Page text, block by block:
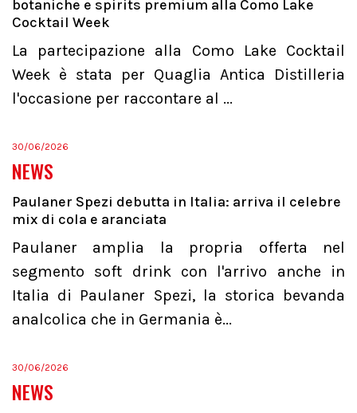
botaniche e spirits premium alla Como Lake
Cocktail Week
La partecipazione alla Como Lake Cocktail
Week è stata per Quaglia Antica Distilleria
l'occasione per raccontare al ...
30/06/2026
NEWS
Paulaner Spezi debutta in Italia: arriva il celebre
mix di cola e aranciata
Paulaner amplia la propria offerta nel
segmento soft drink con l'arrivo anche in
Italia di Paulaner Spezi, la storica bevanda
analcolica che in Germania è...
30/06/2026
NEWS